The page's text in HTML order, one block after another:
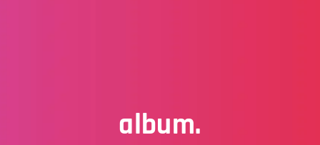
album.